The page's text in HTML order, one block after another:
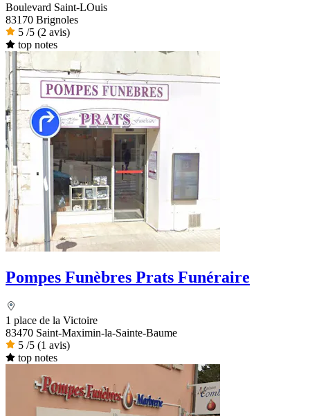
Boulevard Saint-LOuis
83170 Brignoles
5 /5 (2 avis)
top notes
Pompes Funèbres Prats Funéraire
1 place de la Victoire
83470 Saint-Maximin-la-Sainte-Baume
5 /5 (1 avis)
top notes